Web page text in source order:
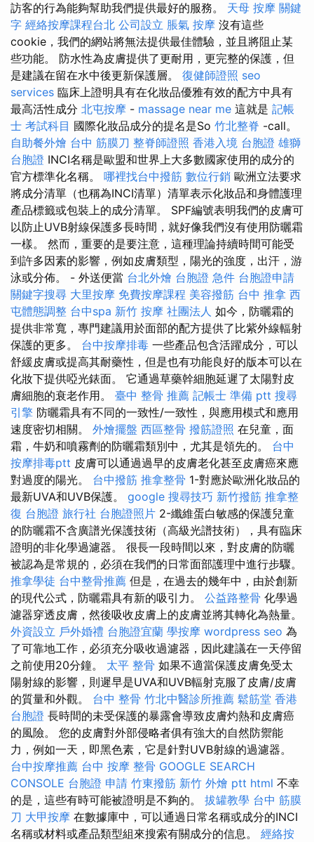
訪客的行為能夠幫助我們提供最好的服務。 天母 按摩 關鍵
字 經絡按摩課程台北 公司設立 脹氣 按摩 沒有這些
cookie，我們的網站將無法提供最佳體驗，並且將阻止某
些功能。 防水性為皮膚提供了更耐用，更完整的保護，但
是建議在留在水中後更新保護層。 復健師證照 seo
services 臨床上證明具有在化妝品優雅有效的配方中具有
最高活性成分 北屯按摩 - massage near me 這就是 記帳
士 考試科目 國際化妝品成分的提名是So 竹北整脊 -call。
自助餐外燴 台中 筋膜刀 整脊師證照 香港入境 台胞證 雄獅
台胞證 INCI名稱是歐盟和世界上大多數國家使用的成分的
官方標準化名稱。 哪裡找台中撥筋 數位行銷 歐洲立法要求
將成分清單（也稱為INCI清單）清單表示化妝品和身體護理
產品標籤或包裝上的成分清單。 SPF編號表明我們的皮膚可
以防止UVB射線保護多長時間，就好像我們沒有使用防曬霜
一樣。 然而，重要的是要注意，這種理論持續時間可能受
到許多因素的影響，例如皮膚類型，陽光的強度，出汗，游
泳或分佈。 - 外送便當 台北外燴 台胞證 急件 台胞證申請
關鍵字搜尋 大里按摩 免費按摩課程 美容撥筋 台中 推拿 西
屯體態調整 台中spa 新竹 按摩 社團法人 如今，防曬霜的
提供非常寬，專門建議用於面部的配方提供了比紫外線輻射
保護的更多。 台中按摩排毒 一些產品包含活躍成分，可以
舒緩皮膚或提高其耐藥性，但是也有功能良好的版本可以在
化妝下提供啞光錶面。 它通過草藥幹細胞延遲了太陽對皮
膚細胞的衰老作用。 臺中 整骨 推薦 記帳士 準備 ptt 搜尋
引擎 防曬霜具有不同的一致性/一致性，與應用模式和應用
速度密切相關。 外燴擺盤 西區整骨 撥筋證照 在兒童，面
霜，牛奶和噴霧劑的防曬霜類別中，尤其是領先的。 台中
按摩排毒ptt 皮膚可以通過過早的皮膚老化甚至皮膚癌來應
對過度的陽光。 台中撥筋 推拿整骨 1-對應於歐洲化妝品的
最新UVA和UVB保護。 google 搜尋技巧 新竹撥筋 推拿整
復 台胞證 旅行社 台胞證照片 2-纖維蛋白敏感的保護兒童
的防曬霜不含廣譜光保護技術（高級光譜技術），具有臨床
證明的非化學過濾器。 很長一段時間以來，對皮膚的防曬
被認為是常規的，必須在我們的日常面部護理中進行步驟。
推拿學徒 台中整骨推薦 但是，在過去的幾年中，由於創新
的現代公式，防曬霜具有新的吸引力。 公益路整骨 化學過
濾器穿透皮膚，然後吸收皮膚上的皮膚並將其轉化為熱量。
外資設立 戶外婚禮 台胞證宜蘭 學按摩 wordpress seo 為
了可靠地工作，必須充分吸收過濾器，因此建議在一天停留
之前使用20分鐘。 太平 整骨 如果不適當保護皮膚免受太
陽射線的影響，則遲早是UVA和UVB輻射克服了皮膚/皮膚
的質量和外觀。 台中 整骨 竹北中醫診所推薦 鬆筋堂 香港
台胞證 長時間的未受保護的暴露會導致皮膚灼熱和皮膚癌
的風險。 您的皮膚對外部侵略者俱有強大的自然防禦能
力，例如一天，即黑色素，它是針對UVB射線的過濾器。
台中按摩推薦 台中 按摩 整骨 GOOGLE SEARCH
CONSOLE 台胞證 申請 竹東撥筋 新竹 外燴 ptt html 不幸
的是，這些有時可能被證明是不夠的。 拔罐教學 台中 筋膜
刀 大甲按摩 在數據庫中，可以通過日常名稱或成分的INCI
名稱或材料或產品類型組來搜索有關成分的信息。 經絡按